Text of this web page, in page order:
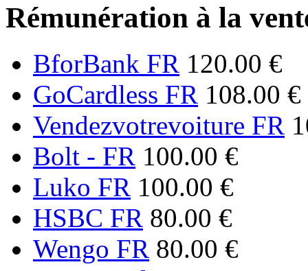
Rémunération à la
BforBank FR 120.00 €
GoCardless FR 108.00 €
Vendezvotrevoiture FR
Bolt - FR 100.00 €
Luko FR 100.00 €
HSBC FR 80.00 €
Wengo FR 80.00 €